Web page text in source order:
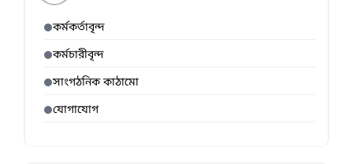
কর্মকর্তাবৃন্দ
কর্মচারীবৃন্দ
সাংগঠনিক কাঠামো
যোগাযোগ